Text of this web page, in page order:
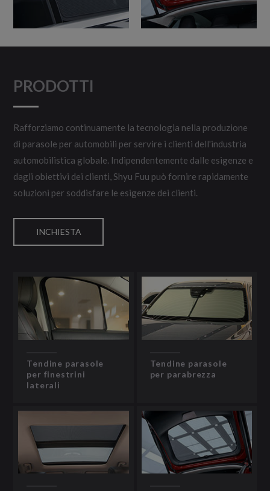
PRODOTTI
Rafforziamo continuamente la tecnologia nella produzione
di parasole per automobili per servire i clienti dell'industria
automobilistica globale. Indipendentemente dalle esigenze e
dagli obiettivi dei clienti, Shyu Fuu può fornire rapidamente
soluzioni per soddisfare le esigenze dei clienti.
INCHIESTA
Tendine parasole
per finestrini
laterali
Tendine parasole
per parabrezza